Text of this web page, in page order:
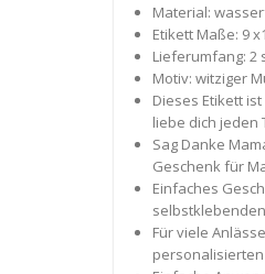
Material:
Etikett Maße: 9
Lieferumfang:
Motiv: witziger
Dieses Etikett
liebe dich jeden
Sag Danke
Geschenk für
Einfaches
Für viele